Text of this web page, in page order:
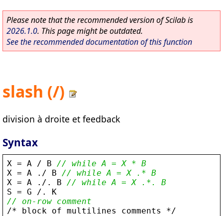
Please note that the recommended version of Scilab is
2026.1.0. This page might be outdated.
See the recommended documentation of this function
slash (/)
division à droite et feedback
Syntax
X = A / B
// while A = X * B
X = A . / B
// while A = X .* B
X = A . / . B
// while A = X .*. B
S = G / . K
// on-row comment
/* block of multilines comments */